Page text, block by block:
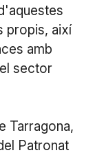
propis, així
amb
sector
Tarragona,
Patronat